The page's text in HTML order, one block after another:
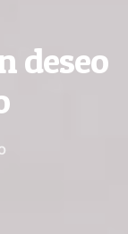
deseo